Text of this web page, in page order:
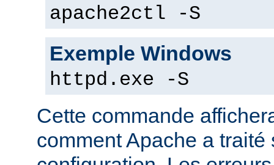
apache2ctl -S
Exemple Windows
httpd.exe -S
Cette commande
comment Apache a traité